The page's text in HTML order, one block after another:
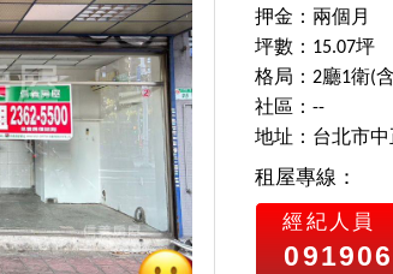
押金：兩個月
坪數：15.07坪
格局：2廳1衛(
社區：--
地址：台北市
租屋專線：
經紀人員